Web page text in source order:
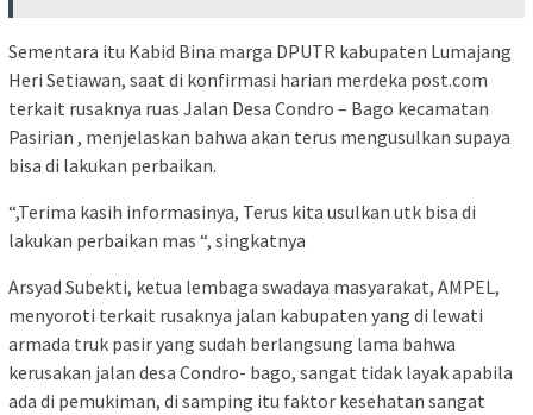
Sementara itu Kabid Bina marga DPUTR kabupaten Lumajang
Heri Setiawan, saat di konfirmasi harian merdeka post.com
terkait rusaknya ruas Jalan Desa Condro – Bago kecamatan
Pasirian , menjelaskan bahwa akan terus mengusulkan supaya
bisa di lakukan perbaikan.
“,Terima kasih informasinya, Terus kita usulkan utk bisa di
lakukan perbaikan mas “, singkatnya
Arsyad Subekti, ketua lembaga swadaya masyarakat, AMPEL,
menyoroti terkait rusaknya jalan kabupaten yang di lewati
armada truk pasir yang sudah berlangsung lama bahwa
kerusakan jalan desa Condro- bago, sangat tidak layak apabila
ada di pemukiman, di samping itu faktor kesehatan sangat